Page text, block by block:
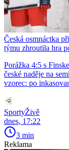
Česká osmnáctka
týmu zhroutila hra
Porážka 4:5 s
české naděje na
vzorec: po
SportyŽivě
dnes, 17:22
3 min
Reklama